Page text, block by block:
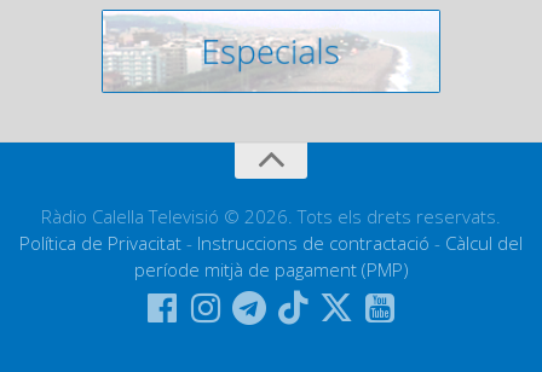
Ràdio Calella Televisió © 2026. Tots els drets reservats.
Política de Privacitat - Instruccions de contractació - Càlcul del
període mitjà de pagament (PMP)